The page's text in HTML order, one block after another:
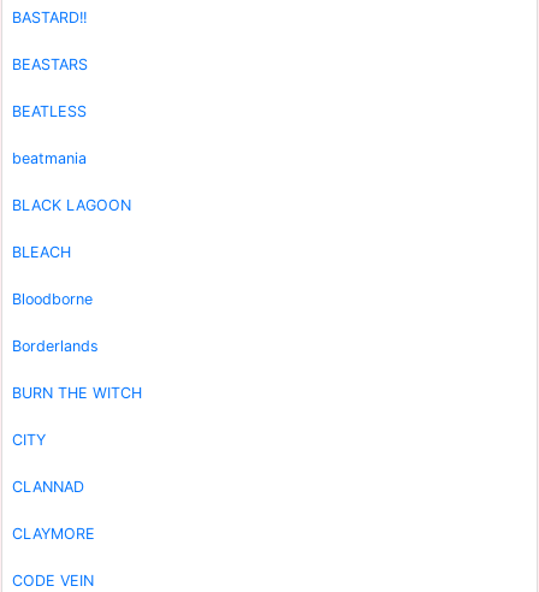
BASTARD!!
BEASTARS
BEATLESS
beatmania
BLACK LAGOON
BLEACH
Bloodborne
Borderlands
BURN THE WITCH
CITY
CLANNAD
CLAYMORE
CODE VEIN